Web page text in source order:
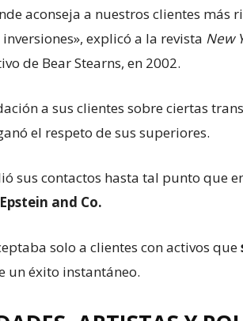
aconseja a nuestros clientes más
explicó a la revista New
de Bear Stearns, en 2002.
a sus clientes sobre ciertas
el respeto de sus superiores.
sus contactos hasta tal punto que
Epstein and Co.
solo a clientes con activos que
un éxito instantáneo.